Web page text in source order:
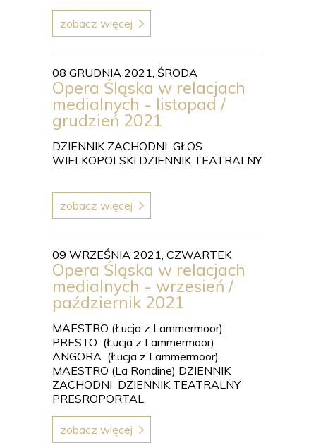
zobacz więcej
08 GRUDNIA 2021, ŚRODA
Opera Śląska w relacjach
medialnych - listopad /
grudzień 2021
DZIENNIK ZACHODNI GŁOS
WIELKOPOLSKI DZIENNIK TEATRALNY
zobacz więcej
09 WRZEŚNIA 2021, CZWARTEK
Opera Śląska w relacjach
medialnych - wrzesień /
październik 2021
MAESTRO (Łucja z Lammermoor)
PRESTO (Łucja z Lammermoor)
ANGORA (Łucja z Lammermoor)
MAESTRO (La Rondine) DZIENNIK
ZACHODNI DZIENNIK TEATRALNY
PRESROPORTAL
zobacz więcej